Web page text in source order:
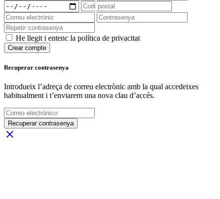
He llegit i entenc la política de privacitat
Crear compte
Recuperar contrasenya
Introdueix l’adreça de correu electrònic amb la qual accedeixes
habitualment i t’enviarem una nova clau d’accés.
Recuperar contrasenya
close